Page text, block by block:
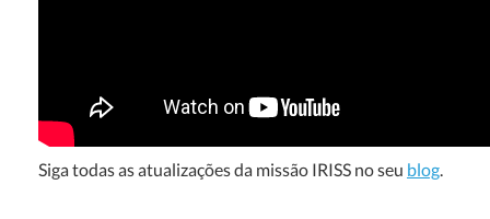
Siga todas as atualizações da missão IRISS no seu blog.